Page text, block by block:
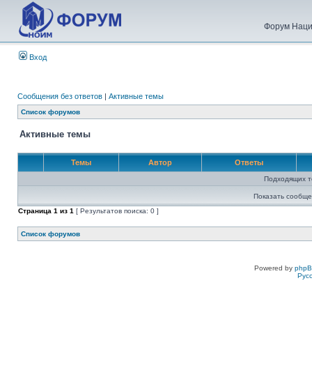
Форум
Вход
Сообщения без ответов | Активные темы
Список форумов
Активные темы
Темы Автор Ответы
Подходящих
Показать
Страница 1 из 1 [ Результатов поиска: 0 ]
Список форумов
Powered by